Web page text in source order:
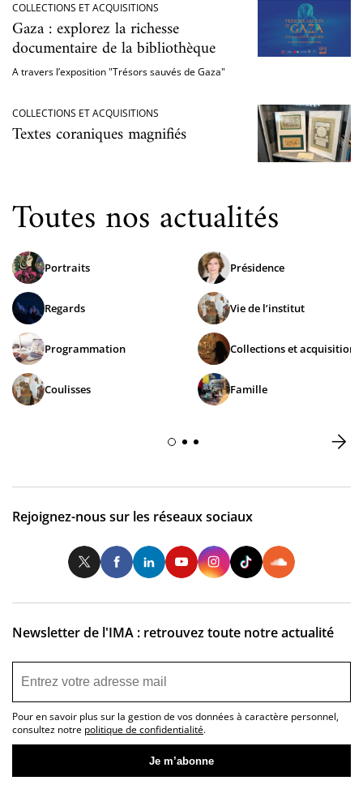
COLLECTIONS ET ACQUISITIONS
Gaza : explorez la richesse
documentaire de la bibliothèque
A travers l’exposition "Trésors sauvés de Gaza"
COLLECTIONS ET ACQUISITIONS
Textes coraniques magnifiés
Toutes nos actualités
Portraits
Regards
Programmation
Coulisses
Présidence
Vie de l’institut
Collections et acquisitions
Famille
Rejoignez-nous sur les réseaux sociaux
TwitterFacebookLinkedInYoutubeInstagram
Newsletter de l'IMA : retrouvez toute notre actualité
Pour en savoir plus sur la gestion de vos données à caractère personnel,
consultez notre politique de confidentialité.